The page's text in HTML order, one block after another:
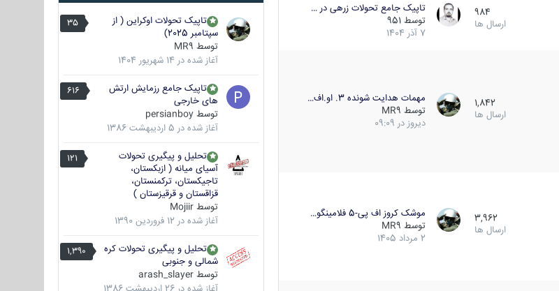
984
ارسال ها
تاپیک جامع تحولات زرهی در …
توسط 951
7 آذر 1404
1,842
ارسال ها
مهمات هدایت شونده 3. او.اف…
توسط MR9
دیروز در 09:09
3,962
ارسال ها
موشک کروز اف پی-5 فلامینگو…
توسط MR9
2 مرداد 1405
35
تاپیک تحولات اوکراین ( از
سپتامبر 2025)
توسط MR9
آغاز شده در 14 شهریور 1404
616
تاپیک جامع رزمایش ارتش
های خارجی
توسط persianboy
آغاز شده در 5 اردیبهشت 1386
121
تحلیل و پیگیری تحولات
آسیای میانه ( ازبکستان،
تاجیکستان، ترکمنستان،
قزاقستان و قرقیزستان )
توسط Mojiir
آغاز شده در 12 فروردین 1390
1,390
تحلیل و پیگیری تحولات کره
شمالی و جنوبی
توسط arash_slayer